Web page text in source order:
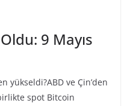
9 Mayıs
yükseldi?ABD ve Çin’den
spot Bitcoin